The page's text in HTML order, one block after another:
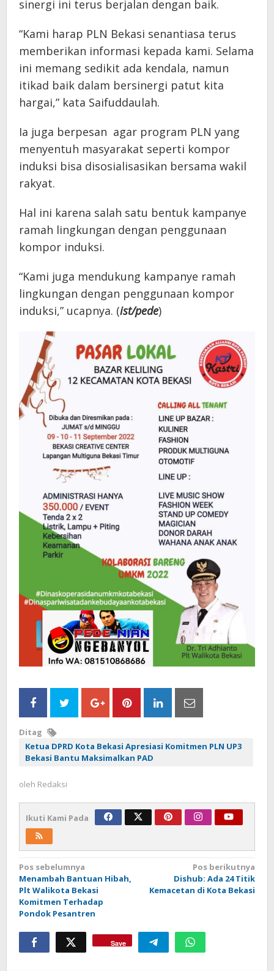
sinergi ini terus berjalan dengan baik.
“Kami harap PLN Bekasi senantiasa terus
memberikan informasi kepada kami. Selama
ini memang sedikit ada kendala, namun
itikad baik dalam bersinergi patut kita
hargai,” kata Saifuddaulah.
Ia juga berpesan agar program PLN yang
menyentuh masyarakat seperti kompor
induksi bisa disosialisasikan bersama wakil
rakyat.
Hal ini karena salah satu bentuk kampanye
ramah lingkungan dengan penggunaan
kompor induksi.
“Kami juga mendukung kampanye ramah
lingkungan dengan penggunaan kompor
induksi,” ucapnya. (ist/pede)
Ditag
Ketua DPRD Kota Bekasi Apresiasi Komitmen PLN UP3
Bekasi Bantu Maksimalkan PAD
oleh Redaksi
Ikuti Kami Pada
Navigasi
pos
Pos sebelumnya
Menambah Bantuan Hibah,
Plt Walikota Bekasi
Komitmen Terhadap
Pondok Pesantren
Pos berikutnya
Dishub: Ada 24 Titik
Kemacetan di Kota Bekasi
Save